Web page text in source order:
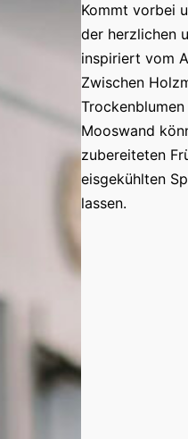
Kommt vorbei
der herzlichen
inspiriert vom
Zwischen
Mooswand
zubereiteten
eisgekühlten
lassen.